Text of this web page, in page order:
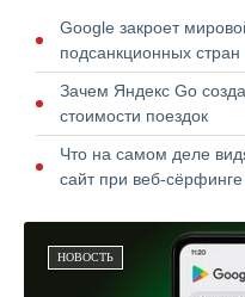
Google закроет
подсанкционных стран
Зачем Яндекс Go
стоимости поездок
Что на самом деле
сайт при веб-
НОВОСТЬ